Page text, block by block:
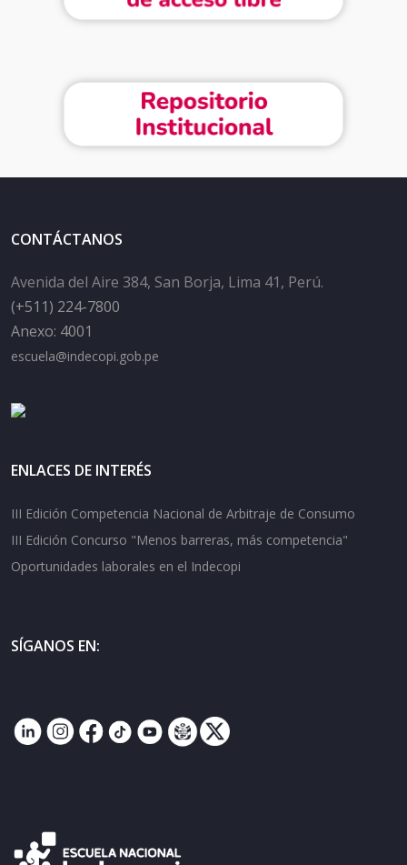
CONTÁCTANOS
Avenida del Aire 384, San Borja, Lima 41, Perú.
(+511) 224-7800
Anexo: 4001
escuela@indecopi.gob.pe
ENLACES DE INTERÉS
III Edición Competencia Nacional de Arbitraje de Consumo
III Edición Concurso "Menos barreras, más competencia"
Oportunidades laborales en el Indecopi
SÍGANOS EN: